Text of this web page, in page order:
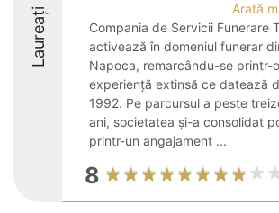
Laureați
Arată
Compania de Servicii Funerare
activează în domeniul funerar
Napoca, remarcându-se printr-o
experiență extinsă ce datează
1992. Pe parcursul a peste
ani, societatea și-a consolidat
printr-un angajament ...
8